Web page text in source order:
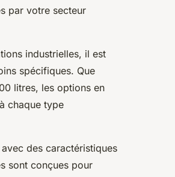
par votre secteur
industrielles, il est
spécifiques. Que
litres, les options en
chaque type
des caractéristiques
sont conçues pour